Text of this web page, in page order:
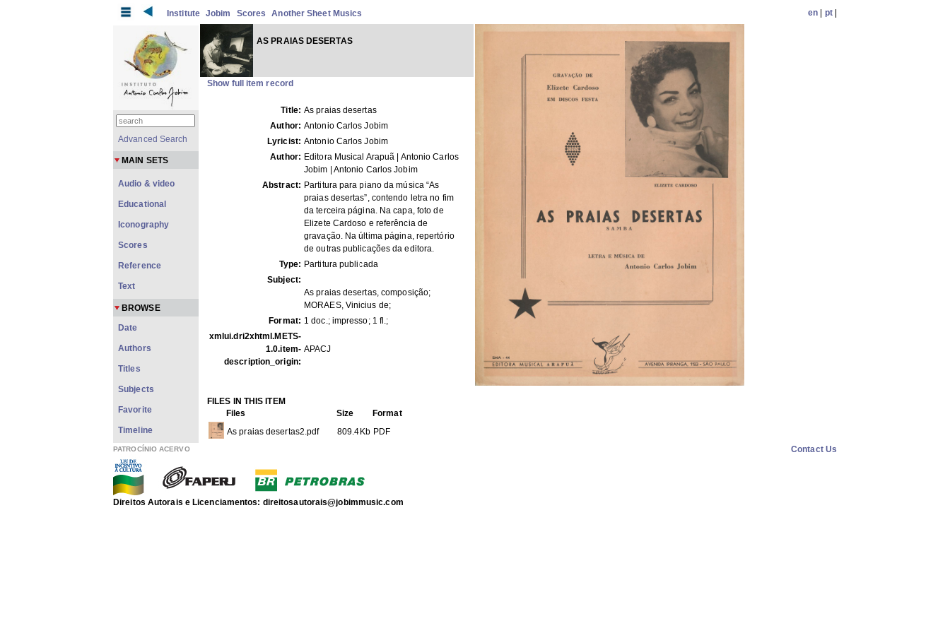
Institute Jobim Scores Another Sheet Musics en pt|
AS PRAIAS DESERTAS
Show full item record
Title: As praias desertas
Author: Antonio Carlos Jobim
Lyricist: Antonio Carlos Jobim
Author: Editora Musical Arapuã | Antonio Carlos
Jobim | Antonio Carlos Jobim
Abstract: Partitura para piano da música “As
praias desertas”, contendo letra no fim
da terceira página. Na capa, foto de
Elizete Cardoso e referência de
gravação. Na última página, repertório
de outras publicações da editora.
Type: Partitura publicada
Subject:
As praias desertas, composição;
MORAES, Vinicius de;
Format: 1 doc.; impresso; 1 fl.;
xmlui.dri2xhtml.METS-
1.0.item-
description_origin:
APACJ
FILES IN THIS ITEM
Files
Size
Format
As praias desertas2.pdf
809.4Kb PDF
As praias desertas2 2-4.jpg 243.8Kb
As praias desertas2 3-4.jpg 239.2Kb JPEG image
Advanced Search
MAIN SETS
Audio & video
Educational
Iconography
Scores
Reference
Text
BROWSE
Date
Authors
Titles
Subjects
Favorite
Timeline
PATROCÍNIO ACERVO
Direitos Autorais e Licenciamentos: direitosautorais@jobimmusic.com
Contact Us